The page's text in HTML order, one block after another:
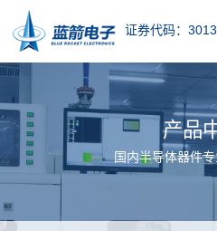
证券代码：
产品
国内半导体器件